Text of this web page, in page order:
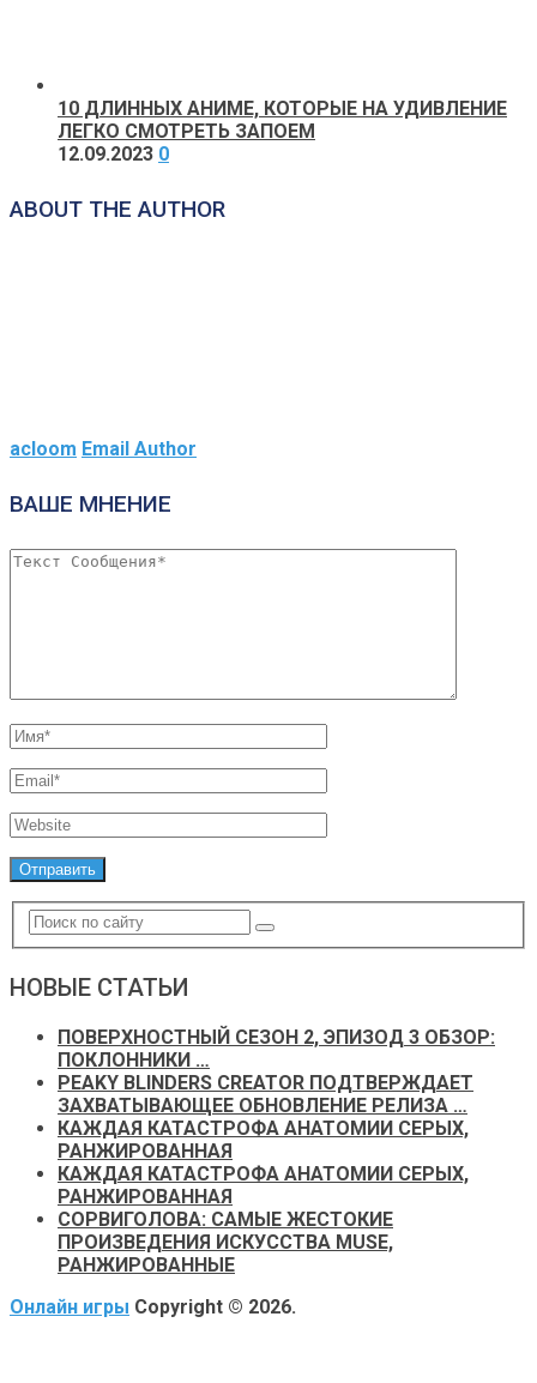
10 ДЛИННЫХ АНИМЕ, КОТОРЫЕ НА УДИВЛЕНИЕ
ЛЕГКО СМОТРЕТЬ ЗАПОЕМ
12.09.2023 0
ABOUT THE AUTHOR
acloom Email Author
ВАШЕ МНЕНИЕ
НОВЫЕ СТАТЬИ
ПОВЕРХНОСТНЫЙ СЕЗОН 2, ЭПИЗОД 3 ОБЗОР:
ПОКЛОННИКИ …
PEAKY BLINDERS CREATOR ПОДТВЕРЖДАЕТ
ЗАХВАТЫВАЮЩЕЕ ОБНОВЛЕНИЕ РЕЛИЗА …
КАЖДАЯ КАТАСТРОФА АНАТОМИИ СЕРЫХ,
РАНЖИРОВАННАЯ
КАЖДАЯ КАТАСТРОФА АНАТОМИИ СЕРЫХ,
РАНЖИРОВАННАЯ
СОРВИГОЛОВА: САМЫЕ ЖЕСТОКИЕ
ПРОИЗВЕДЕНИЯ ИСКУССТВА MUSE,
РАНЖИРОВАННЫЕ
Онлайн игры Copyright © 2026.